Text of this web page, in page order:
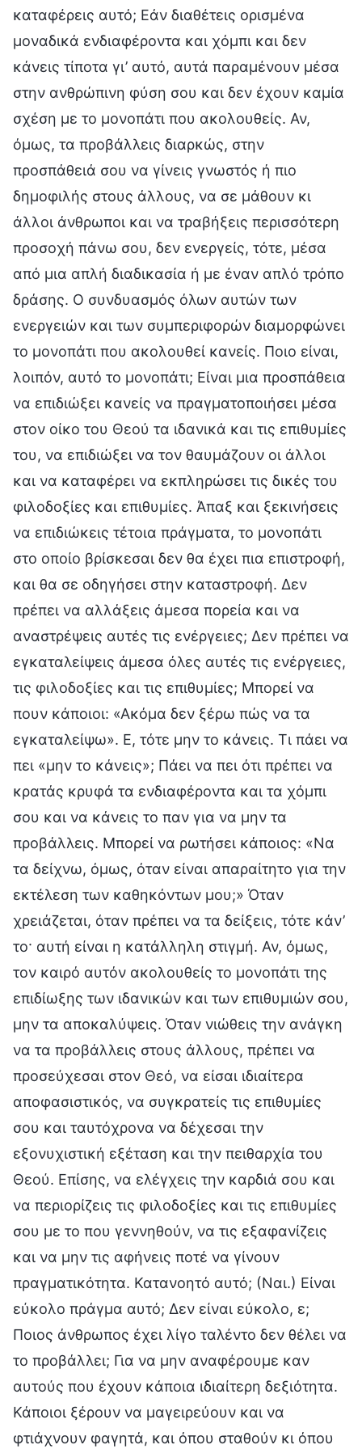
καταφέρεις αυτό; Εάν διαθέτεις ορισμένα
μοναδικά ενδιαφέροντα και χόμπι και δεν
κάνεις τίποτα γι’ αυτό, αυτά παραμένουν μέσα
στην ανθρώπινη φύση σου και δεν έχουν καμία
σχέση με το μονοπάτι που ακολουθείς. Αν,
όμως, τα προβάλλεις διαρκώς, στην
προσπάθειά σου να γίνεις γνωστός ή πιο
δημοφιλής στους άλλους, να σε μάθουν κι
άλλοι άνθρωποι και να τραβήξεις περισσότερη
προσοχή πάνω σου, δεν ενεργείς, τότε, μέσα
από μια απλή διαδικασία ή με έναν απλό τρόπο
δράσης. Ο συνδυασμός όλων αυτών των
ενεργειών και των συμπεριφορών διαμορφώνει
το μονοπάτι που ακολουθεί κανείς. Ποιο είναι,
λοιπόν, αυτό το μονοπάτι; Είναι μια προσπάθεια
να επιδιώξει κανείς να πραγματοποιήσει μέσα
στον οίκο του Θεού τα ιδανικά και τις επιθυμίες
του, να επιδιώξει να τον θαυμάζουν οι άλλοι
και να καταφέρει να εκπληρώσει τις δικές του
φιλοδοξίες και επιθυμίες. Άπαξ και ξεκινήσεις
να επιδιώκεις τέτοια πράγματα, το μονοπάτι
στο οποίο βρίσκεσαι δεν θα έχει πια επιστροφή,
και θα σε οδηγήσει στην καταστροφή. Δεν
πρέπει να αλλάξεις άμεσα πορεία και να
αναστρέψεις αυτές τις ενέργειες; Δεν πρέπει να
εγκαταλείψεις άμεσα όλες αυτές τις ενέργειες,
τις φιλοδοξίες και τις επιθυμίες; Μπορεί να
πουν κάποιοι: «Ακόμα δεν ξέρω πώς να τα
εγκαταλείψω». Ε, τότε μην το κάνεις. Τι πάει να
πει «μην το κάνεις»; Πάει να πει ότι πρέπει να
κρατάς κρυφά τα ενδιαφέροντα και τα χόμπι
σου και να κάνεις το παν για να μην τα
προβάλλεις. Μπορεί να ρωτήσει κάποιος: «Να
τα δείχνω, όμως, όταν είναι απαραίτητο για την
εκτέλεση των καθηκόντων μου;» Όταν
χρειάζεται, όταν πρέπει να τα δείξεις, τότε κάν’
το· αυτή είναι η κατάλληλη στιγμή. Αν, όμως,
τον καιρό αυτόν ακολουθείς το μονοπάτι της
επιδίωξης των ιδανικών και των επιθυμιών σου,
μην τα αποκαλύψεις. Όταν νιώθεις την ανάγκη
να τα προβάλλεις στους άλλους, πρέπει να
προσεύχεσαι στον Θεό, να είσαι ιδιαίτερα
αποφασιστικός, να συγκρατείς τις επιθυμίες
σου και ταυτόχρονα να δέχεσαι την
εξονυχιστική εξέταση και την πειθαρχία του
Θεού. Επίσης, να ελέγχεις την καρδιά σου και
να περιορίζεις τις φιλοδοξίες και τις επιθυμίες
σου με το που γεννηθούν, να τις εξαφανίζεις
και να μην τις αφήνεις ποτέ να γίνουν
πραγματικότητα. Κατανοητό αυτό; (Ναι.) Είναι
εύκολο πράγμα αυτό; Δεν είναι εύκολο, ε;
Ποιος άνθρωπος έχει λίγο ταλέντο δεν θέλει να
το προβάλλει; Για να μην αναφέρουμε καν
αυτούς που έχουν κάποια ιδιαίτερη δεξιότητα.
Κάποιοι ξέρουν να μαγειρεύουν και να
φτιάχνουν φαγητά, και όπου σταθούν κι όπου